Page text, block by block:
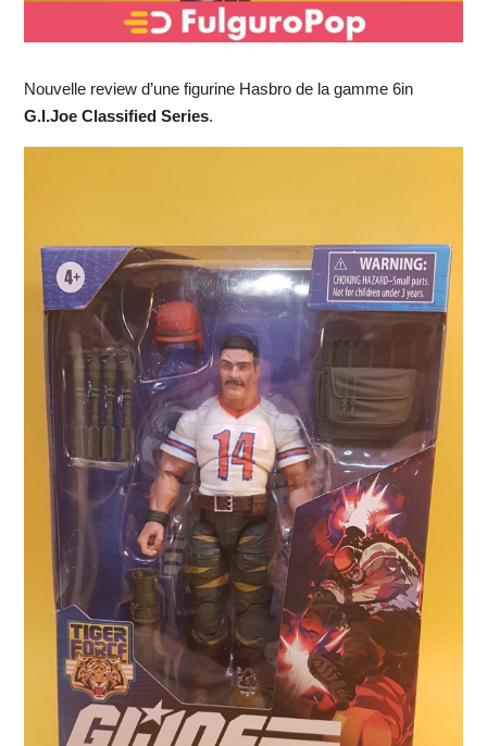
Nouvelle review d’une figurine Hasbro de la gamme 6in
G.I.Joe Classified Series.